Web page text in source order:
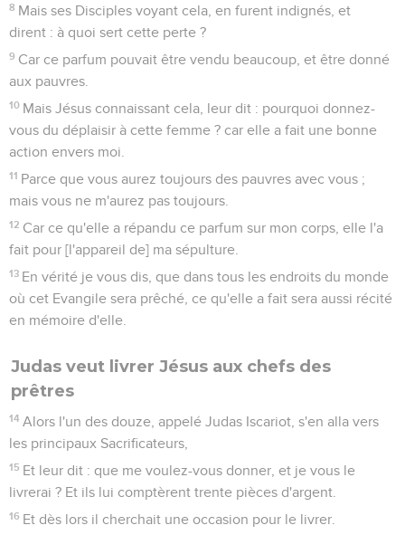
8 Mais ses Disciples voyant cela, en furent indignés, et
dirent : à quoi sert cette perte ?
9 Car ce parfum pouvait être vendu beaucoup, et être donné
aux pauvres.
10 Mais Jésus connaissant cela, leur dit : pourquoi donnez-
vous du déplaisir à cette femme ? car elle a fait une bonne
action envers moi.
11 Parce que vous aurez toujours des pauvres avec vous ;
mais vous ne m'aurez pas toujours.
12 Car ce qu'elle a répandu ce parfum sur mon corps, elle l'a
fait pour [l'appareil de] ma sépulture.
13 En vérité je vous dis, que dans tous les endroits du monde
où cet Evangile sera prêché, ce qu'elle a fait sera aussi récité
en mémoire d'elle.
Judas veut livrer Jésus aux chefs des
prêtres
14 Alors l'un des douze, appelé Judas Iscariot, s'en alla vers
les principaux Sacrificateurs,
15 Et leur dit : que me voulez-vous donner, et je vous le
livrerai ? Et ils lui comptèrent trente pièces d'argent.
16 Et dès lors il cherchait une occasion pour le livrer.